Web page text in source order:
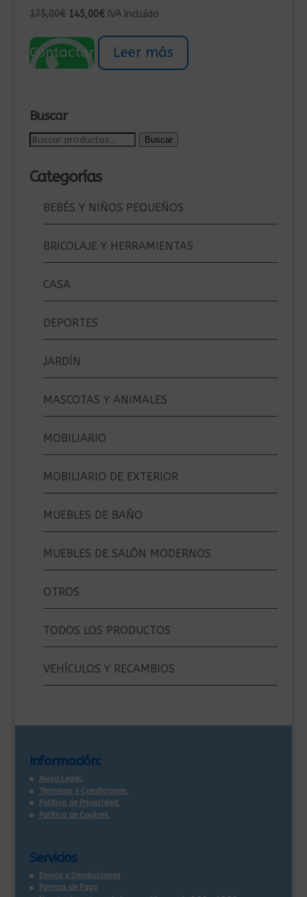
175,00€ El
original
era:
145,00€El
actual
es:
IVA Incluído
Contactar Leer más
Buscar
Buscar
Buscar
Categorías
BEBÉS Y NIÑOS PEQUEÑOS
BRICOLAJE Y HERRAMIENTAS
CASA
DEPORTES
JARDÍN
MASCOTAS Y ANIMALES
MOBILIARIO
MOBILIARIO DE EXTERIOR
MUEBLES DE BAÑO
MUEBLES DE SALÓN MODERNOS
OTROS
TODOS LOS PRODUCTOS
VEHÍCULOS Y RECAMBIOS
Información:
Aviso Legal.
Términos y Condiciones.
Política de Privacidad.
Política de Cookies.
Servicios
Envios y Devoluciones
Formas de Pago